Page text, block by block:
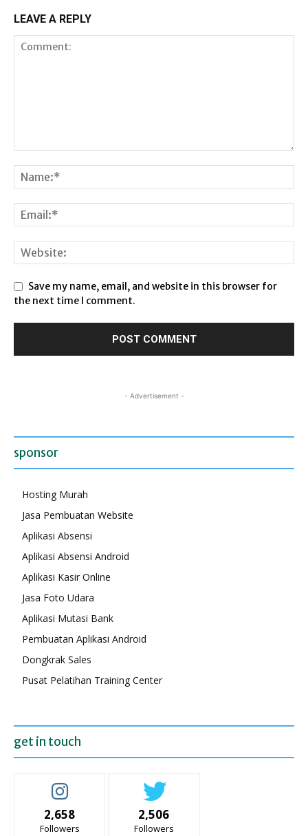
LEAVE A REPLY
Save my name, email, and website in this browser for
the next time I comment.
- Advertisement -
sponsor
Hosting Murah
Jasa Pembuatan Website
Aplikasi Absensi
Aplikasi Absensi Android
Aplikasi Kasir Online
Jasa Foto Udara
Aplikasi Mutasi Bank
Pembuatan Aplikasi Android
Dongkrak Sales
Pusat Pelatihan Training Center
get in touch
2,658
Followers
2,506
Followers